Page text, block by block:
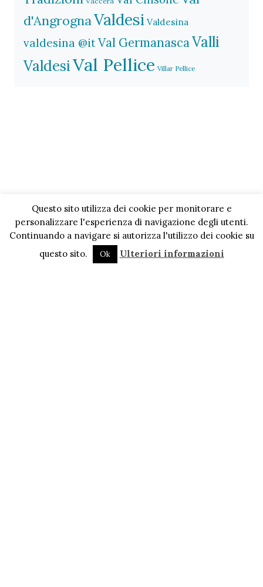
d'AngrognaValdesi Valdesina
valdesina @itVal GermanascaValli
ValdesiVal Pellice Villar Pellice
Questo sito utilizza dei cookie per monitorare e
personalizzare l'esperienza di navigazione degli utenti.
Continuando a navigare si autorizza l'utilizzo dei cookie su
questo sito.
Ok Ulteriori informazioni